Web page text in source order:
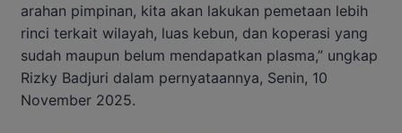
arahan pimpinan, kita akan lakukan pemetaan lebih
rinci terkait wilayah, luas kebun, dan koperasi yang
sudah maupun belum mendapatkan plasma,” ungkap
Rizky Badjuri dalam pernyataannya, Senin, 10
November 2025.